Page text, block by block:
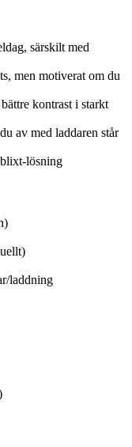
särskilt med
men motiverat om du
kontrast i starkt
av med laddaren står
lösning
laddning